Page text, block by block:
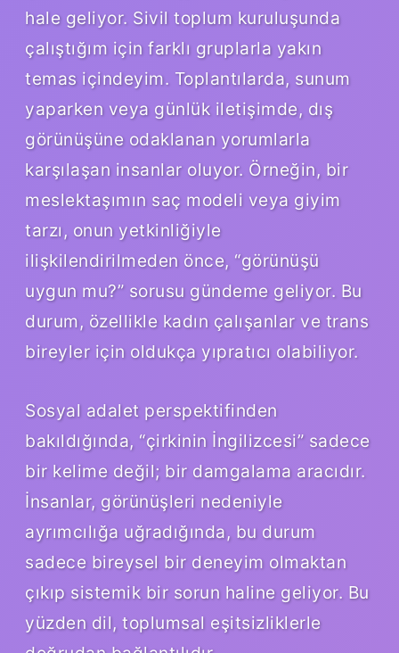
hale geliyor. Sivil toplum kuruluşunda
çalıştığım için farklı gruplarla yakın
temas içindeyim. Toplantılarda, sunum
yaparken veya günlük iletişimde, dış
görünüşüne odaklanan yorumlarla
karşılaşan insanlar oluyor. Örneğin, bir
meslektaşımın saç modeli veya giyim
tarzı, onun yetkinliğiyle
ilişkilendirilmeden önce, “görünüşü
uygun mu?” sorusu gündeme geliyor. Bu
durum, özellikle kadın çalışanlar ve trans
bireyler için oldukça yıpratıcı olabiliyor.
Sosyal adalet perspektifinden
bakıldığında, “çirkinin İngilizcesi” sadece
bir kelime değil; bir damgalama aracıdır.
İnsanlar, görünüşleri nedeniyle
ayrımcılığa uğradığında, bu durum
sadece bireysel bir deneyim olmaktan
çıkıp sistemik bir sorun haline geliyor. Bu
yüzden dil, toplumsal eşitsizliklerle